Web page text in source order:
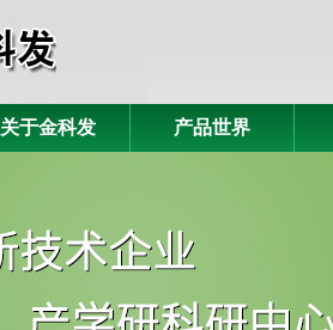
关于金科发 产品世界